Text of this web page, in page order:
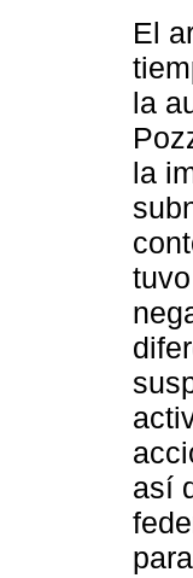
El
la
la
así